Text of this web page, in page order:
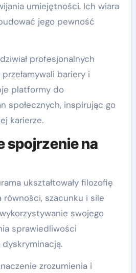
umiejętności. Ich wiara
jego pewność
profesjonalnych
bariery i
platformy do
społecznych, inspirując go
karierze.
spojrzenie na
ukształtowały filozofię
równości, szacunku i sile
swojego
sprawiedliwości
dyskryminacją.
zrozumienia i